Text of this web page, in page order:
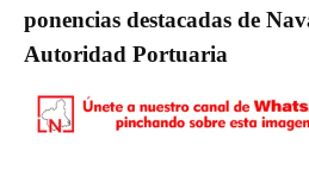
ponencias destacadas de
Autoridad Portuaria